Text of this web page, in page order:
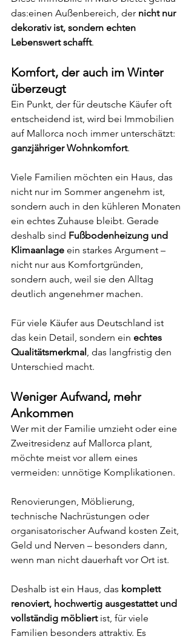
das:einen Außenbereich, der nicht nur
dekorativ ist, sondern echten
Lebenswert schafft.
Komfort, der auch im Winter
überzeugt
Ein Punkt, der für deutsche Käufer oft
entscheidend ist, wird bei Immobilien
auf Mallorca noch immer unterschätzt:
ganzjähriger Wohnkomfort.
Viele Familien möchten ein Haus, das
nicht nur im Sommer angenehm ist,
sondern auch in den kühleren Monaten
ein echtes Zuhause bleibt. Gerade
deshalb sind Fußbodenheizung und
Klimaanlage ein starkes Argument –
nicht nur aus Komfortgründen,
sondern auch, weil sie den Alltag
deutlich angenehmer machen.
Für viele Käufer aus Deutschland ist
das kein Detail, sondern ein echtes
Qualitätsmerkmal, das langfristig den
Unterschied macht.
Weniger Aufwand, mehr
Ankommen
Wer mit der Familie umzieht oder eine
Zweitresidenz auf Mallorca plant,
möchte meist vor allem eines
vermeiden: unnötige Komplikationen.
Renovierungen, Möblierung,
technische Nachrüstungen oder
organisatorischer Aufwand kosten Zeit,
Geld und Nerven – besonders dann,
wenn man nicht dauerhaft vor Ort ist.
Deshalb ist ein Haus, das komplett
renoviert, hochwertig ausgestattet und
vollständig möbliert ist, für viele
Familien besonders attraktiv. Es